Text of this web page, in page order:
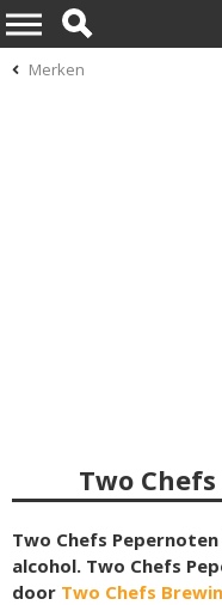
Merken
Two
Two Chefs
alcohol. Two Chefs
door Two Chefs